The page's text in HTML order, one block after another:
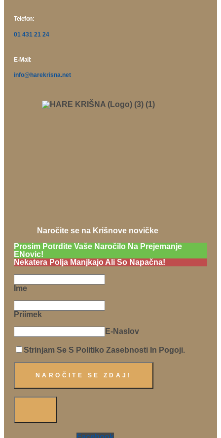
Telefon:
01 431 21 24
E-Mail:
info@harekrisna.net
Naročite se na Krišnove novičke
Prosim Potrdite Vaše Naročilo Na Prejemanje
ENovic!
Nekatera Polja Manjkajo Ali So Napačna!
Ime
Priimek
E-Naslov
Strinjam Se S Politiko Zasebnosti In Pogoji.